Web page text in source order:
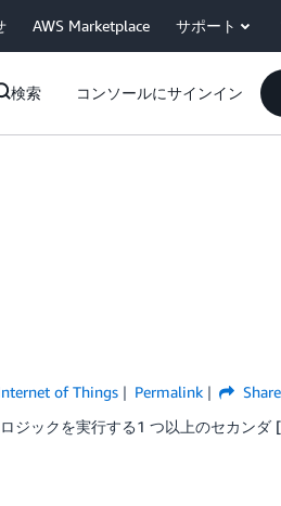
AWS Marketplace サポート
検索 コンソールにサインイン
of Things Permalink
Share
ジックを実行する1 つ以上のセカン